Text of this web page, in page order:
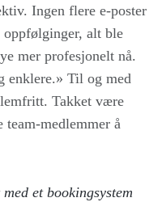
Ingen flere e-poster
oppfølginger, alt ble
mer profesjonelt nå.
enklere.» Til og med
Takket være
medlemmer å
et bookingsystem